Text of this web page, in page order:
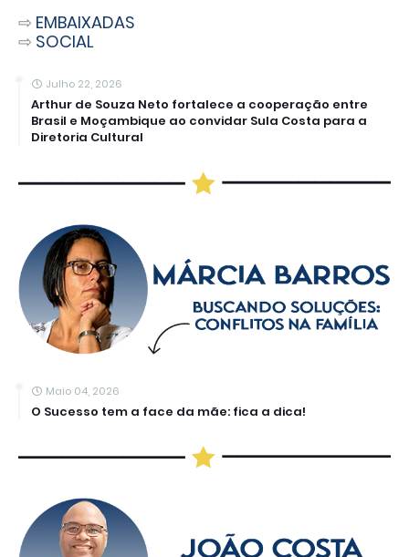
⇨ EMBAIXADAS
⇨ SOCIAL
Julho 22, 2026
Arthur de Souza Neto fortalece a cooperação entre
Brasil e Moçambique ao convidar Sula Costa para a
Diretoria Cultural
Maio 04, 2026
O Sucesso tem a face da mãe: fica a dica!